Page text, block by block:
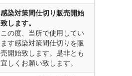
感染対策間仕切り販売開始
致します。
この度、当所で使用してい
ます感染対策間仕切りを販
売開始致します。是非とも
宜しくお願い致します。